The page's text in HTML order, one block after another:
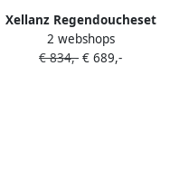
Xellanz Regendoucheset
Inbouw Plafond Benno 30cm
Rond Chroom
2 webshops
€ 834,- € 689,-